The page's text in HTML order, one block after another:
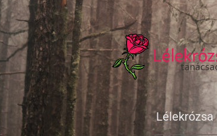
Lélekrózsa